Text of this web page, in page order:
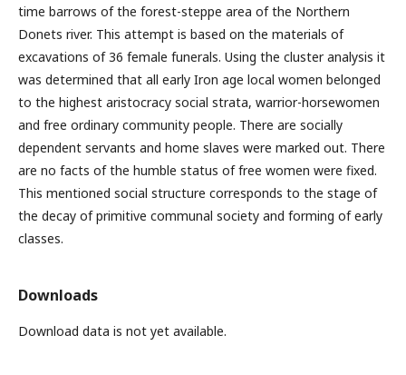
time barrows of the forest-steppe area of the Northern
Donets river. This attempt is based on the materials of
excavations of 36 female funerals. Using the cluster analysis it
was determined that all early Iron age local women belonged
to the highest aristocracy social strata, warrior-horsewomen
and free ordinary community people. There are socially
dependent servants and home slaves were marked out. There
are no facts of the humble status of free women were fixed.
This mentioned social structure corresponds to the stage of
the decay of primitive communal society and forming of early
classes.
Downloads
Download data is not yet available.